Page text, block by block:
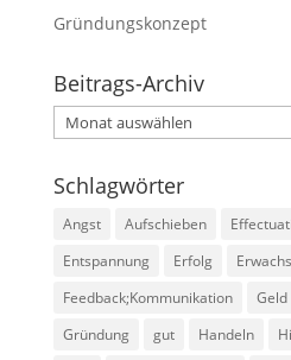
Gründungskonzept
Beitrags-Archiv
Beitrags-
Archiv
Schlagwörter
Angst Aufschieben
Entspannung
Erfolg
Feedback;Kommunikation
Geld
Gründung
gut Handeln